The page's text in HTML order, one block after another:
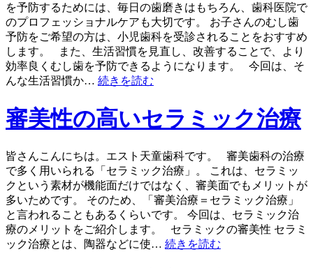
を予防するためには、毎日の歯磨きはもちろん、歯科医院で
のプロフェッショナルケアも大切です。 お子さんのむし歯
予防をご希望の方は、小児歯科を受診されることをおすすめ
します。 また、生活習慣を見直し、改善することで、より
効率良くむし歯を予防できるようになります。 今回は、そ
んな生活習慣か… 続きを読む
審美性の高いセラミック治療
皆さんこんにちは。エスト天童歯科です。 審美歯科の治療
で多く用いられる「セラミック治療」。 これは、セラミッ
クという素材が機能面だけではなく、審美面でもメリットが
多いためです。 そのため、「審美治療＝セラミック治療」
と言われることもあるくらいです。 今回は、セラミック治
療のメリットをご紹介します。 セラミックの審美性 セラミ
ック治療とは、陶器などに使… 続きを読む